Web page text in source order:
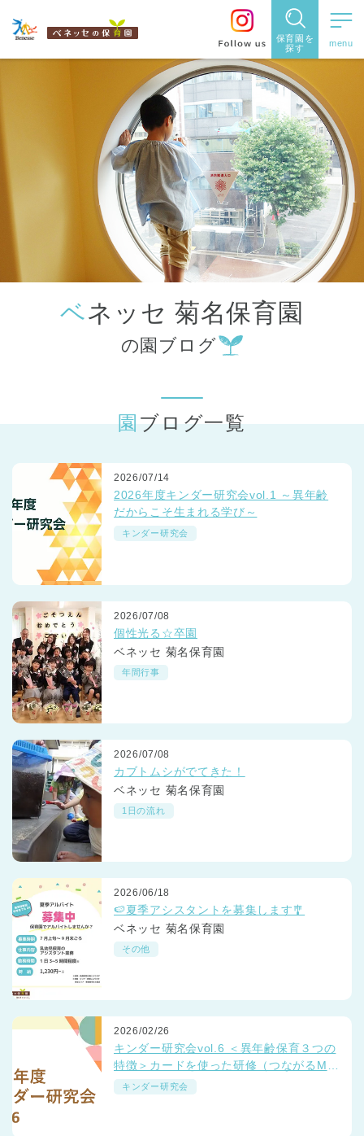
保育園を
探す
保育園を探す
住所・駅
名から探
す
都道府県
から探す
ベネッセ 菊名保育園
の園ブログ
園ブログ一覧
2026/07/14
2026年度キンダー研究会vol.1 ～異年齢
だからこそ生まれる学び～
キンダー研究会
2026/07/08
個性光る☆卒園
ベネッセ 菊名保育園
年間行事
2026/07/08
カブトムシがでてきた！
ベネッセ 菊名保育園
1日の流れ
2026/06/18
🍉夏季アシスタントを募集します🎐
ベネッセ 菊名保育園
その他
2026/02/26
キンダー研究会vol.6 ＜異年齢保育３つの
特徴＞カードを使った研修（つながるMT
G）
キンダー研究会